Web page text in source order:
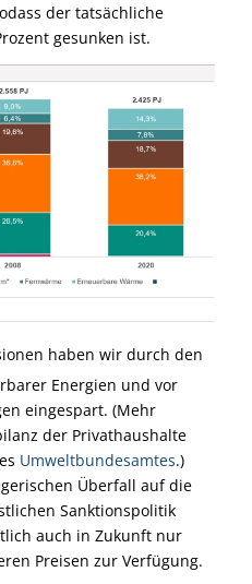
der tatsächliche
gesunken ist.
haben wir durch den
Energien und vor
eingespart. (Mehr
der Privathaushalte
Umweltbundesamtes.)
Überfall auf die
Sanktionspolitik
auch in Zukunft nur
Preisen zur Verfügung.